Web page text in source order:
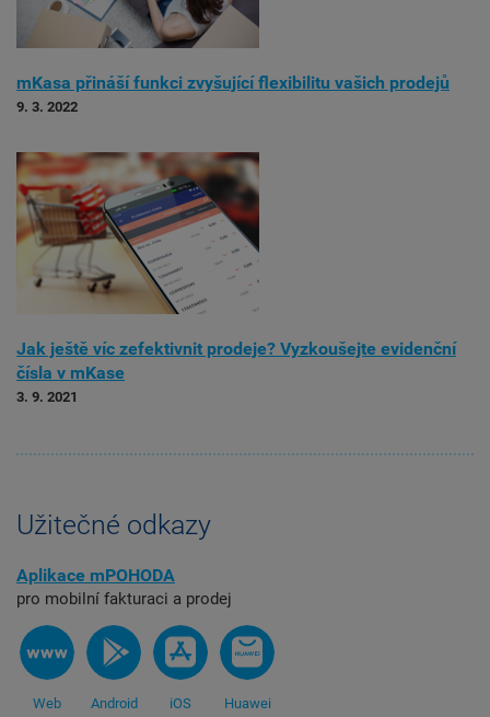
mKasa přináší funkci zvyšující flexibilitu vašich prodejů
9. 3. 2022
Jak ještě víc zefektivnit prodeje? Vyzkoušejte evidenční
čísla v mKase
3. 9. 2021
Užitečné odkazy
Aplikace mPOHODA
pro mobilní fakturaci a prodej
Web Android iOS Huawei